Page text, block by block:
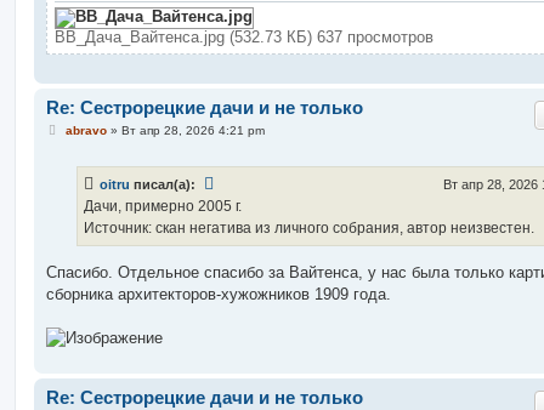
ВВ_Дача_Вайтенса.jpg (532.73 КБ) 637 просмотров
Re: Сестрорецкие дачи и не только
Сabravo» Вт апр 28, 2026 4:21 pm
oitru писал(а): Вт апр 28, 2026
Дачи, примерно 2005 г.
Источник: скан негатива из личного собрания, автор неизвестен.
Спасибо. Отдельное спасибо за Вайтенса, у нас была только
сборника архитекторов-хужожников 1909 года.
Re: Сестрорецкие дачи и не только